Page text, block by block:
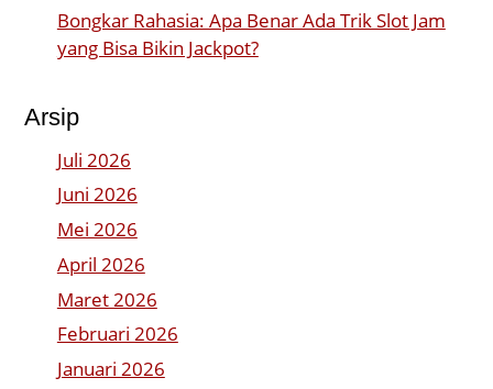
Bongkar Rahasia: Apa Benar Ada Trik Slot Jam
yang Bisa Bikin Jackpot?
Arsip
Juli 2026
Juni 2026
Mei 2026
April 2026
Maret 2026
Februari 2026
Januari 2026